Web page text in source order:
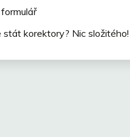
stát korektory? Nic složitého!